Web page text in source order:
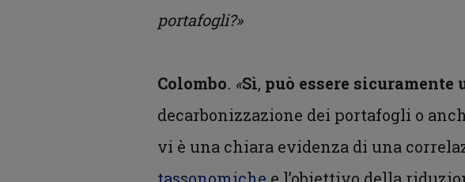
portafogli?»
Colombo. «Sì, può essere sicuramente
decarbonizzazione dei portafogli o
vi è una chiara evidenza di una